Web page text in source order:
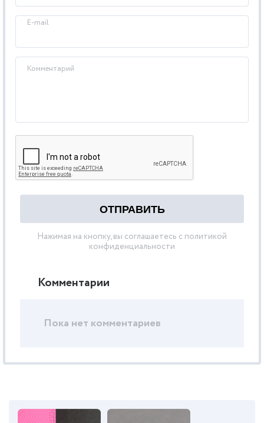
E-mail
Комментарий
Нажимая на кнопку, вы соглашаетесь с политикой
конфиденциальности
Комментарии
Пока нет комментариев